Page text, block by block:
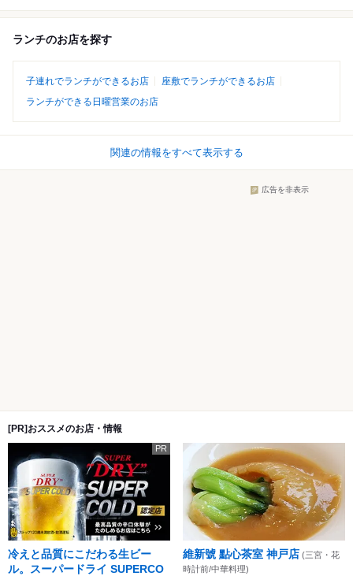
ランチのお店を探す
子連れでランチができるお店
座敷でランチができるお店
ランチができる日曜営業のお店
関連の情報をすべて表示する
広告を非表示
[PR]おススメのお店・情報
PR
冷えと品質にこだわる生ビー
ル。スーパードライ SUPERCO
維新號 點心茶室 神戸店 (三宮・花
時計前/中華料理)